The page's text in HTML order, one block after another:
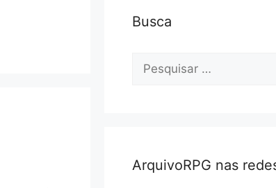
Busca
Pesquisar
ArquivoRPG nas